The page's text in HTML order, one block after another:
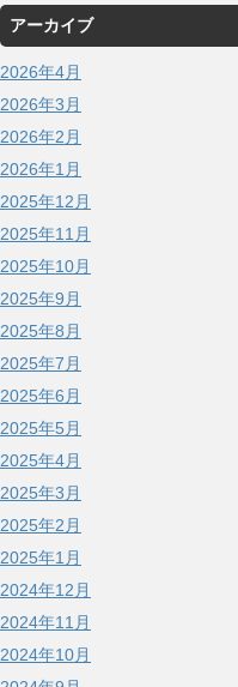
アーカイブ
2026年4月
2026年3月
2026年2月
2026年1月
2025年12月
2025年11月
2025年10月
2025年9月
2025年8月
2025年7月
2025年6月
2025年5月
2025年4月
2025年3月
2025年2月
2025年1月
2024年12月
2024年11月
2024年10月